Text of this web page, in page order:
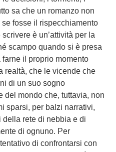
sa che un romanzo non
fosse il rispecchiamento
è un’attività per la
scampo quando si è presa
il proprio momento
realtà, che le vicende che
di un suo sogno
del mondo che, tuttavia, non
sparsi, per balzi narrativi,
della rete di nebbia e di
di ognuno. Per
di confrontarsi con